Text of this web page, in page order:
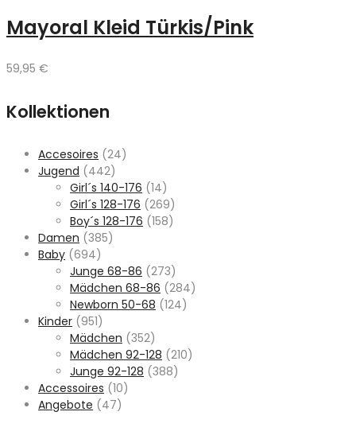
Mayoral Kleid Türkis/Pink
59,95 €
Kollektionen
Accesoires (24)
Jugend (442)
Girl´s 140-176 (14)
Girl´s 128-176 (269)
Boy´s 128-176 (158)
Damen (385)
Baby (694)
Junge 68-86 (273)
Mädchen 68-86 (284)
Newborn 50-68 (124)
Kinder (951)
Mädchen (352)
Mädchen 92-128 (210)
Junge 92-128 (388)
Accessoires (10)
Angebote (47)